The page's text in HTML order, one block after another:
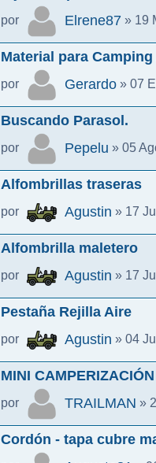
por Elrene87 » 19
Material para
por Gerardo » 07
Buscando Parasol.
por Pepelu » 05
Alfombrillas traseras
por Agustin » 17
Alfombrilla maletero
por Agustin » 17
Pestaña Rejilla Aire
por Agustin » 04
MINI
por TRAILMAN »
Cordón - tapa cubre